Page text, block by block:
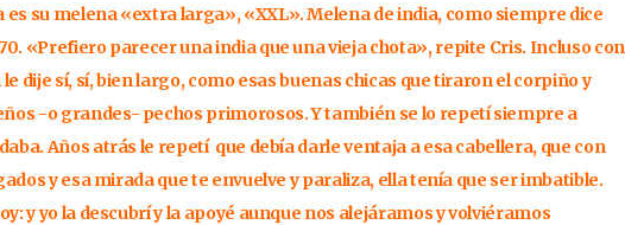
su melena «extra larga», «XXL». Melena de india, como siempre dice
«Prefiero parecer una india que una vieja chota», repite Cris. Incluso con
dije sí, sí, bien largo, como esas buenas chicas que tiraron el corpiño y
-o grandes- pechos primorosos. Y también se lo repetí siempre a
Años atrás le repetí que debía darle ventaja a esa cabellera, que con
y esa mirada que te envuelve y paraliza, ella tenía que ser imbatible.
y yo la descubrí y la apoyé aunque nos alejáramos y volviéramos